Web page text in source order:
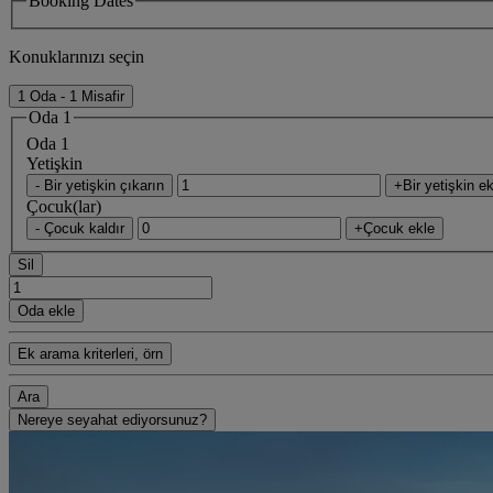
Konuklarınızı seçin
1 Oda - 1 Misafir
Oda 1
Oda 1
Yetişkin
- Bir yetişkin çıkarın +Bir yetişkin
Çocuk(lar)
- Çocuk kaldır +Çocuk ekle
Sil
Oda ekle
Ek arama kriterleri, örn
Ara
Nereye seyahat ediyorsunuz?